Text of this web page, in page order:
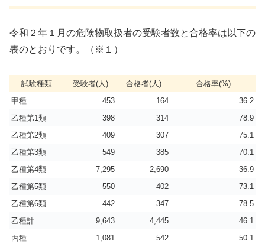
令和２年１月の危険物取扱者の受験者数と合格率は以下の
表のとおりです。（※１）
試験種類 受験者(人) 合格者(人)
合格率(%)
甲種
453 164
36.2
乙種第1類
398 314
78.9
乙種第2類
409 307
75.1
乙種第3類
549 385
70.1
乙種第4類
7,295 2,690
36.9
乙種第5類
550 402
73.1
乙種第6類
442 347
78.5
乙種計
9,643 4,445
46.1
丙種
1,081 542
50.1